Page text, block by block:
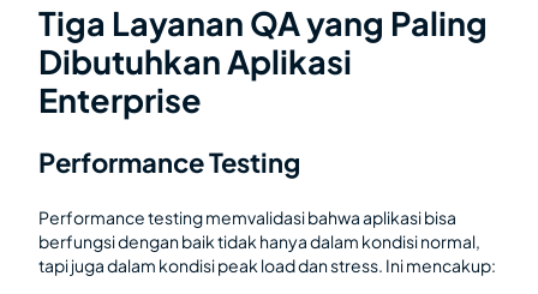
Tiga Layanan QA yang Paling
Dibutuhkan Aplikasi
Enterprise
Performance Testing
Performance testing memvalidasi bahwa aplikasi bisa
berfungsi dengan baik tidak hanya dalam kondisi normal,
tapi juga dalam kondisi peak load dan stress. Ini mencakup: